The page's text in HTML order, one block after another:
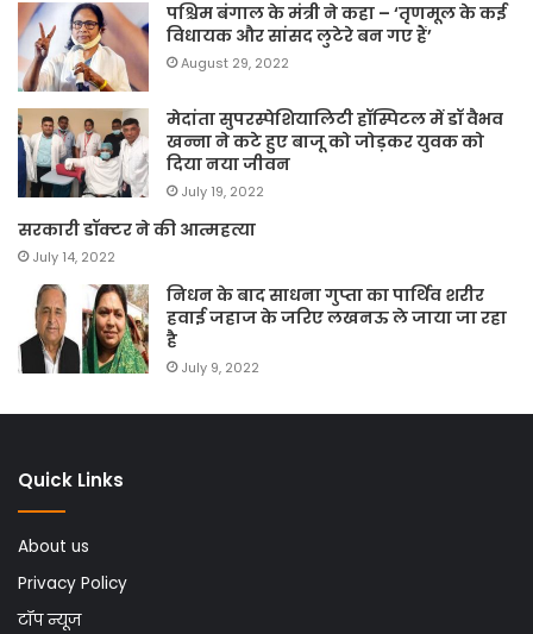
पश्चिम बंगाल के मंत्री ने कहा – ‘तृणमूल के कई
विधायक और सांसद लुटेरे बन गए हैं’
August 29, 2022
मेदांता सुपरस्पेशियालिटी हॉस्पिटल में डॉ वैभव
खन्ना ने कटे हुए बाजू को जोड़कर युवक को
दिया नया जीवन
July 19, 2022
सरकारी डॉक्टर ने की आत्महत्या
July 14, 2022
निधन के बाद साधना गुप्ता का पार्थिव शरीर
हवाई जहाज के जरिए लखनऊ ले जाया जा रहा
है
July 9, 2022
Quick Links
About us
Privacy Policy
टॉप न्यूज